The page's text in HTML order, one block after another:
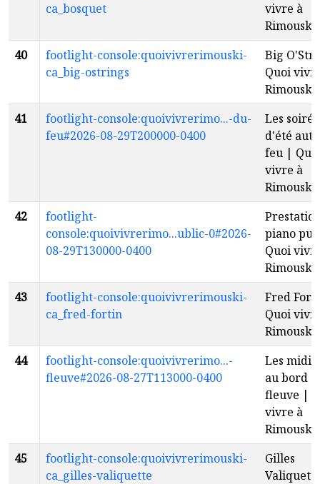
ca_bosquet
vivre à
Rimouski
40
footlight-console:quoivivrerimouski-
ca_big-ostrings
Big
Quoi
Rimouski
41
footlight-console:quoivivrerimo...-du-
feu#2026-08-29T200000-0400
Les
d'été
feu |
vivre à
Rimouski
42
footlight-
console:quoivivrerimo...ublic-0#2026-
08-29T130000-0400
piano
Quoi
Rimouski
43
footlight-console:quoivivrerimouski-
ca_fred-fortin
Fred
Quoi
Rimouski
44
footlight-console:quoivivrerimo...-
fleuve#2026-08-27T113000-0400
Les midis
au bord
fleuve |
vivre à
Rimouski
45
footlight-console:quoivivrerimouski-
ca_gilles-valiquette
Gilles